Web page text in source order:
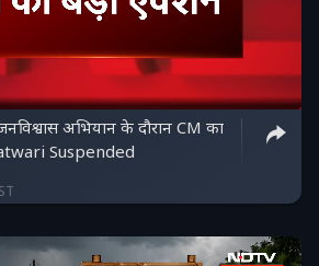
अभियान के दौरान CM का
Suspended